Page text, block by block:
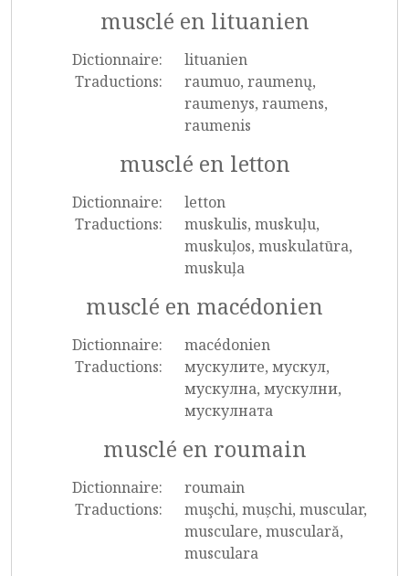
musclé en lituanien
Dictionnaire:
lituanien
Traductions:
raumuo, raumenų,
raumenys, raumens,
raumenis
musclé en letton
Dictionnaire:
letton
Traductions:
muskulis, muskuļu,
muskuļos, muskulatūra,
muskuļa
musclé en macédonien
Dictionnaire:
macédonien
Traductions:
мускулите, мускул,
мускулна, мускулни,
мускулната
musclé en roumain
Dictionnaire:
roumain
Traductions:
muşchi, mușchi, muscular,
musculare, musculară,
musculara